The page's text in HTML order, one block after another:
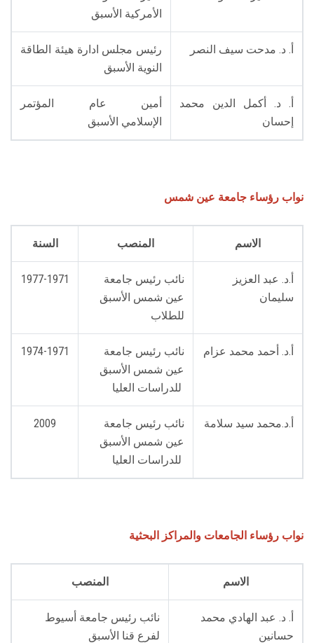
الأمركية الأسبق
أ. د. مدحت سيف النصر
رئيس مجلس ادارة هيئة الطاقة
النوية الأسبق
أ. د. أكمل الدين محمد
إحسان
أمين عام المؤتمر
الإسلامي الأسبق
نواب رؤساء جامعة عين شمس
السنة المنصب الاسم
1977-1971
نائب رئيس جامعة
عين شمس الأسبق
للطلاب
أ.د. عبد العزيز
سليمان
1974-1971
عين شمس الأسبق
أ.د. أحمد محمد عزام
2009
نائب رئيس جامعة
عين شمس الأسبق
أ.د.محمد سيد سلامة
نواب رؤساء الجامعات والمراكز البحثية
المنصب الاسم
لفرع قنا الأسبق
أ. د. عبد الهادي محمد
حسانين